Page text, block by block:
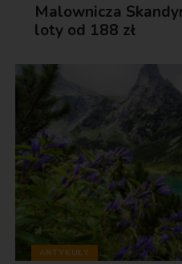
Malownicza
loty od 188 zł
ARTYKUŁY